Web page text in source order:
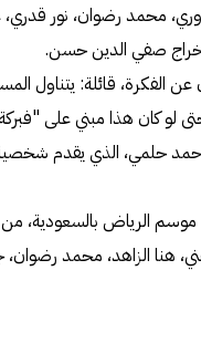
محمد رضوان، نور قدري،
صفي الدين حسن.
الفكرة، قائلة: يتناول
لو كان هذا مبني على
حلمي، الذي يقدم
موسم الرياض بالسعودية،
هنا الزاهد، محمد رضوان،